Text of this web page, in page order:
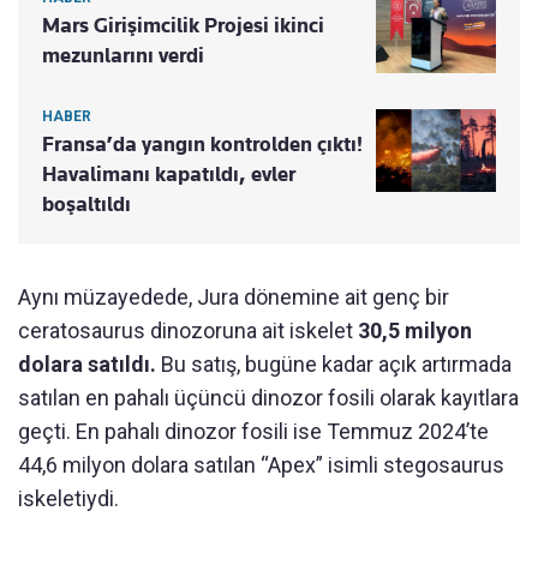
Mars Girişimcilik Projesi ikinci
mezunlarını verdi
HABER
Fransa’da yangın kontrolden çıktı!
Havalimanı kapatıldı, evler
boşaltıldı
Aynı müzayedede, Jura dönemine ait genç bir
ceratosaurus dinozoruna ait iskelet 30,5 milyon
dolara satıldı. Bu satış, bugüne kadar açık artırmada
satılan en pahalı üçüncü dinozor fosili olarak kayıtlara
geçti. En pahalı dinozor fosili ise Temmuz 2024’te
44,6 milyon dolara satılan “Apex” isimli stegosaurus
iskeletiydi.